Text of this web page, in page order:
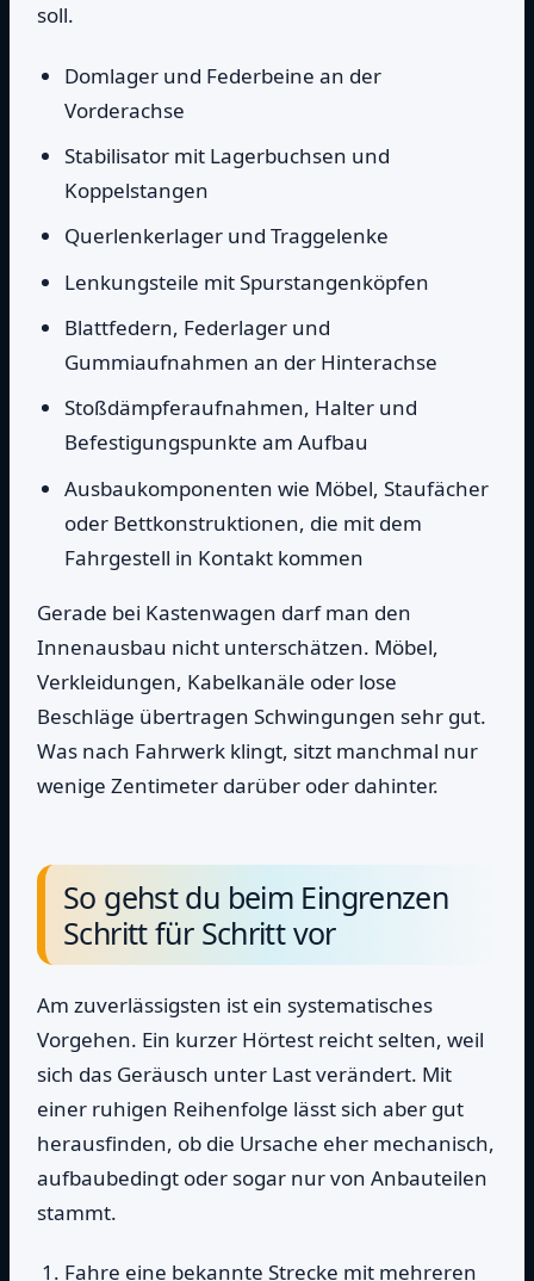
soll.
Domlager und Federbeine an der
Vorderachse
Stabilisator mit Lagerbuchsen und
Koppelstangen
Querlenkerlager und Traggelenke
Lenkungsteile mit Spurstangenköpfen
Blattfedern, Federlager und
Gummiaufnahmen an der Hinterachse
Stoßdämpferaufnahmen, Halter und
Befestigungspunkte am Aufbau
Ausbaukomponenten wie Möbel, Staufächer
oder Bettkonstruktionen, die mit dem
Fahrgestell in Kontakt kommen
Gerade bei Kastenwagen darf man den
Innenausbau nicht unterschätzen. Möbel,
Verkleidungen, Kabelkanäle oder lose
Beschläge übertragen Schwingungen sehr gut.
Was nach Fahrwerk klingt, sitzt manchmal nur
wenige Zentimeter darüber oder dahinter.
So gehst du beim Eingrenzen
Schritt für Schritt vor
Am zuverlässigsten ist ein systematisches
Vorgehen. Ein kurzer Hörtest reicht selten, weil
sich das Geräusch unter Last verändert. Mit
einer ruhigen Reihenfolge lässt sich aber gut
herausfinden, ob die Ursache eher mechanisch,
aufbaubedingt oder sogar nur von Anbauteilen
stammt.
Fahre eine bekannte Strecke mit mehreren